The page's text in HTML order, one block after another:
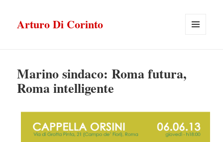
Arturo Di Corinto
Marino sindaco: Roma futura,
Roma intelligente